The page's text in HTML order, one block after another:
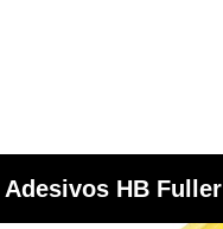
Adesivos HB Fuller